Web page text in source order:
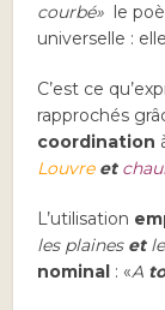
courbé» le
universelle :
C’est ce
rapprochés
coordination
Louvre et
L’utilisation
les plaines et
nominal : «A